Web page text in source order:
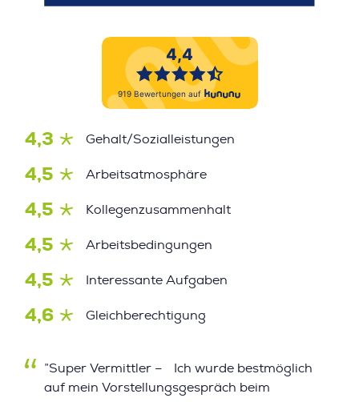
4,3 Gehalt/Sozialleistungen
4,5 Arbeitsatmosphäre
4,5 Kollegenzusammenhalt
4,5 Arbeitsbedingungen
4,5 Interessante Aufgaben
4,6 Gleichberechtigung
”Super Vermittler – Ich wurde bestmöglich
auf mein Vorstellungsgespräch beim